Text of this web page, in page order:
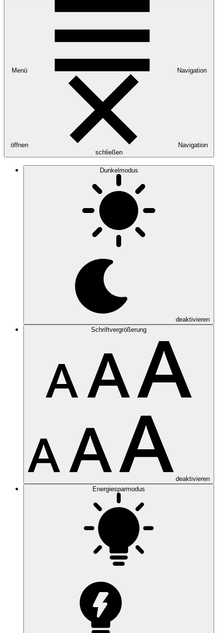
Menü Navigation
öffnen
Navigation
schließen
Dunkelmodus
deaktivieren
Schriftvergrößerung
deaktivieren
Energiesparmodus